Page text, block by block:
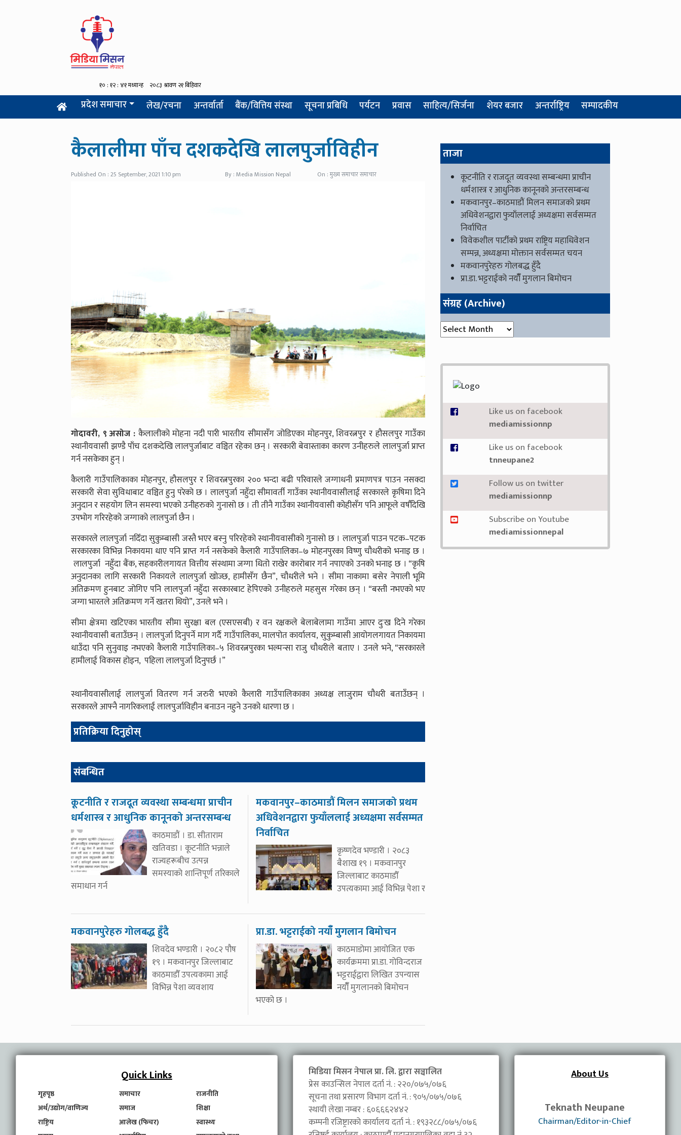
प्रदेश समाचार लेख/रचना अन्तर्वार्ता बैंक/वित्तिय संस्था सूचना प्रबिधि पर्यटन प्रवास साहित्य/सिर्जना शेयर बजार अन्तर्राष्ट्रिय सम्पादकीय
कैलालीमा पाँच दशकदेखि लालपुर्जाविहीन
Published On : 25 September, 2021 1:10 pm By : Media Mission Nepal On : मुख्य समाचार समाचार
गोदावरी, ९ असोज : कैलालीको मोहना नदी पारी भारतीय सीमासँग जोडिएका मोहनपुर, शिवरत्नपुर र हौसलपुर गाउँका
स्थानीयवासी झण्डै पाँच दशकदेखि लालपुर्जाबाट वञ्चित रहेका छन् । सरकारी बेवास्ताका कारण उनीहरुले लालपुर्जा प्राप्त
गर्न नसकेका हुन् ।
कैलारी गाउँपालिकाका मोहनपुर, हौसलपुर र शिवरत्नपुरका २०० भन्दा बढी परिवारले जग्गाधनी प्रमाणपत्र पाउन नसक्दा
सरकारी सेवा सुविधाबाट वञ्चित हुनु परेको छ । लालपुर्जा नहुँदा सीमावर्ती गाउँका स्थानीयवासीलाई सरकारले कृषिमा दिने
अनुदान र सहयोग लिन समस्या भएको उनीहरुको गुनासो छ । ती तीनै गाउँका स्थानीयवासी कोहीसँग पनि आफूले वर्षौंदेखि
उपभोग गरिरहेको जग्गाको लालपुर्जा छैन ।
सरकारले लालपुर्जा नदिँदा सुकुम्बासी जस्तै भएर बस्नु परिरहेको स्थानीयवासीको गुनासो छ । लालपुर्जा पाउन पटक–पटक
सरकारका विभिन्न निकायमा धाए पनि प्राप्त गर्न नसकेको कैलारी गाउँपालिका–७ मोहनपुरका विष्णु चौधरीको भनाइ छ ।
लालपुर्जा नहुँदा बैंक, सहकारीलगायत वित्तीय संस्थामा जग्गा धितो राखेर कारोबार गर्न नपाएको उनको भनाइ छ । “कृषि
अनुदानका लागि सरकारी निकायले लालपुर्जा खोज्छ, हामीसँग छैन”, चौधरीले भने । सीमा नाकामा बसेर नेपाली भूमि
अतिक्रमण हुनबाट जोगिए पनि लालपुर्जा नहुँदा सरकारबाट हेपिएको उनीहरुले महसुस गरेका छन् । “बस्ती नभएको भए
जग्गा भारतले अतिक्रमण गर्ने खतरा थियो”, उनले भने ।
सीमा क्षेत्रमा खटिएका भारतीय सीमा सुरक्षा बल (एसएसबी) र वन रक्षकले बेलाबेलामा गाउँमा आएर दुःख दिने गरेका
स्थानीयवासी बताउँछन् । लालपुर्जा दिनुपर्ने माग गर्दै गाउँपालिका, मालपोत कार्यालय, सुकुम्बासी आयोगलगायत निकायमा
धाउँदा पनि सुनुवाइ नभएको कैलारी गाउँपालिका–५ शिवरत्नपुरका भल्मन्सा राजु चौधरीले बताए । उनले भने, “सरकारले
हामीलाई विकास होइन, पहिला लालपुर्जा दिनुपर्छ ।”
स्थानीयवासीलाई लालपुर्जा वितरण गर्न जरुरी भएको कैलारी गाउँपालिकाका अध्यक्ष लाजुराम चौधरी बताउँछन् ।
सरकारले आफ्नै नागरिकलाई लालपुर्जाविहीन बनाउन नहुने उनको धारणा छ ।
प्रतिक्रिया दिनुहोस्
संबन्धित
कूटनीति र राजदूत व्यवस्था सम्बन्धमा प्राचीन
धर्मशास्त्र र आधुनिक कानूनको अन्तरसम्बन्ध
काठमाडौं । डा. सीताराम
खतिवडा । कूटनीति भन्नाले
राज्यहरूबीच उत्पन्न
समस्याको शान्तिपूर्ण तरिकाले
समाधान गर्न
मकवानपुर–काठमाडौं मिलन समाजको प्रथम
अधिवेशनद्वारा फुयाँललाई अध्यक्षमा सर्वसम्मत
निर्वाचित
कृष्णदेव भण्डारी । २०८३
बैशाख १९ । मकवानपुर
जिल्लाबाट काठमाडौँ
उपत्यकामा आई विभिन्न पेशा र
मकवानपुरेहरु गोलबद्ध हुँदै
शिवदेव भण्डारी । २०८२ पौष
१९ । मकवानपुर जिल्लाबाट
काठमाडौँ उपत्यकामा आई
विभिन्न पेशा व्यवशाय
प्रा.डा. भट्टराईको नयाँँ मुगलान बिमोचन
काठमाडोमा आयोजित एक
कार्यक्रममा प्रा.डा. गोविन्दराज
भट्टराईद्वारा लिखित उपन्यास
नयाँँ मुगलानको बिमोचन
भएको छ ।
ताजा
कूटनीति र राजदूत व्यवस्था सम्बन्धमा प्राचीन
धर्मशास्त्र र आधुनिक कानूनको अन्तरसम्बन्ध
मकवानपुर–काठमाडौं मिलन समाजको प्रथम
अधिवेशनद्वारा फुयाँललाई अध्यक्षमा सर्वसम्मत
निर्वाचित
विवेकशील पार्टीको प्रथम राष्ट्रिय महाधिवेशन
सम्पन्न, अध्यक्षमा मोक्तान सर्वसम्मत चयन
मकवानपुरेहरु गोलबद्ध हुँदै
प्रा.डा. भट्टराईको नयाँँ मुगलान बिमोचन
संग्रह (Archive)
संग्रह (Archive)
Like us on facebook
mediamissionnp
Like us on facebook
tnneupane2
Follow us on twitter
mediamissionnp
Subscribe on Youtube
mediamissionnepal
Quick Links
गृहपृष्ठ समाचार
राजनीति
अर्थ/उद्योग/वाणिज्य
समाज
शिक्षा
राष्ट्रिय
आलेख (फिचर)
स्वास्थ्य
मिडिया मिसन नेपाल प्रा. लि. द्वारा सञ्चालित
प्रेस काउन्सिल नेपाल दर्ता नं. : २२०/०७५/०७६
सूचना तथा प्रसारण विभाग दर्ता नं. : ९०५/०७५/०७६
स्थायी लेखा नम्बर : ६०६६६२४४२
कम्पनी रजिष्ट्रारको कार्यालय दर्ता नं. : १९३२८८/०७५/०७६
About Us
Teknath Neupane
Chairman/Editor-in-Chief